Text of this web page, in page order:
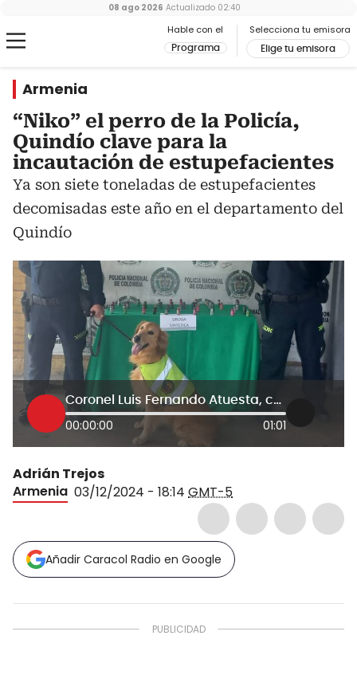
Hable con el
Programa
Selecciona tu emisora
Elige tu emisora
08 ago 2026 Actualizado 02:40
Armenia
“Niko” el perro de la Policía,
Quindío clave para la
incautación de estupefacientes
Ya son siete toneladas de estupefacientes
decomisadas este año en el departamento del
Quindío
Coronel Luis Fernando Atuesta, comandante Policía, Quindío
00:00:00 01:01
Adrián Trejos
Armenia 03/12/2024 - 18:14 GMT-5
Añadir Caracol Radio en Google